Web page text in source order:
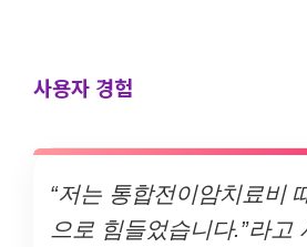
사용자 경험
“저는 통합전이암치료비
으로 힘들었습니다.”라고